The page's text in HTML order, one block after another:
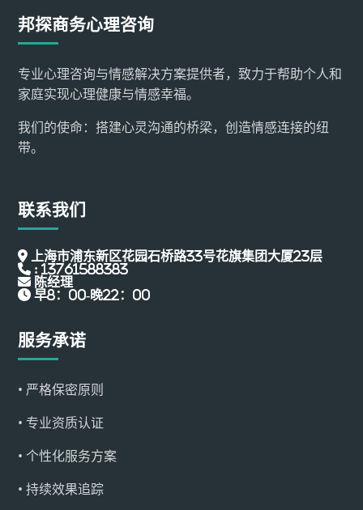
邦探商务心理咨询
专业心理咨询与情感解决方案提供者，致力于帮助个人和
家庭实现心理健康与情感幸福。
我们的使命：搭建心灵沟通的桥梁，创造情感连接的纽
带。
联系我们
上海市浦东新区花园石桥路33号花旗集团大厦23层
: 13761588383
陈经理
早8：00-晚22：00
服务承诺
• 严格保密原则
• 专业资质认证
• 个性化服务方案
• 持续效果追踪